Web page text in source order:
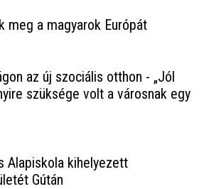
meg a magyarok Európát
az új szociális otthon - „Jól
szüksége volt a városnak egy
Alapiskola kihelyezett
Gútán